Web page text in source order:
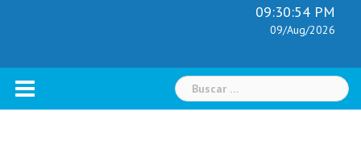
09:30:55 PM
09/Aug/2026
Buscar: